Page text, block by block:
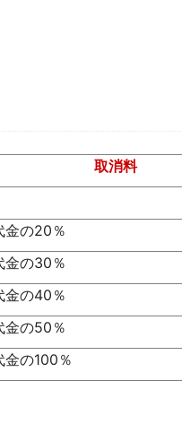
取消料
金の20％
金の30％
金の40％
金の50％
金の100％